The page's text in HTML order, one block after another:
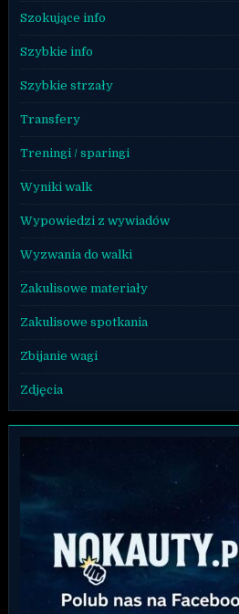
Szokujące info
Szybkie info
Szybkie strzały
Transfery
Treningi / sparingi
Wyniki walk
Wypowiedzi z wywiadów
Wyzwania do walki
Zakulisowe materiały
Zakulisowe spotkania
Zbijanie wagi
Zdjęcia